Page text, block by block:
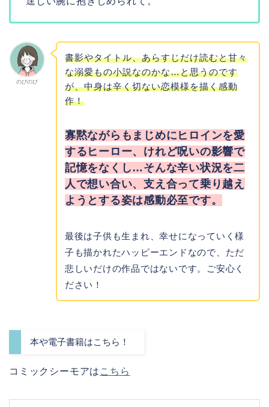
のびのび
書影やタイトル、あらすじだけ読むと甘々
な溺愛もの小説なのかな…と思うのです
が、中身は辛く切ない恋模様を描く感動
作！
寡黙ながらもまじめにヒロインを愛
するヒーロー、けれど呪いの影響で
記憶をなくし…そんな辛い状況を二
人で想い合い、支え合って乗り越え
ようとする姿は感動必至です。
最後は子供も生まれ、幸せになっていく様
子も描かれたハッピーエンドなので、ただ
悲しいだけの作品ではないです。ご安心く
ださい！
本や電子書籍はこちら！
コミックシーモアは こちら